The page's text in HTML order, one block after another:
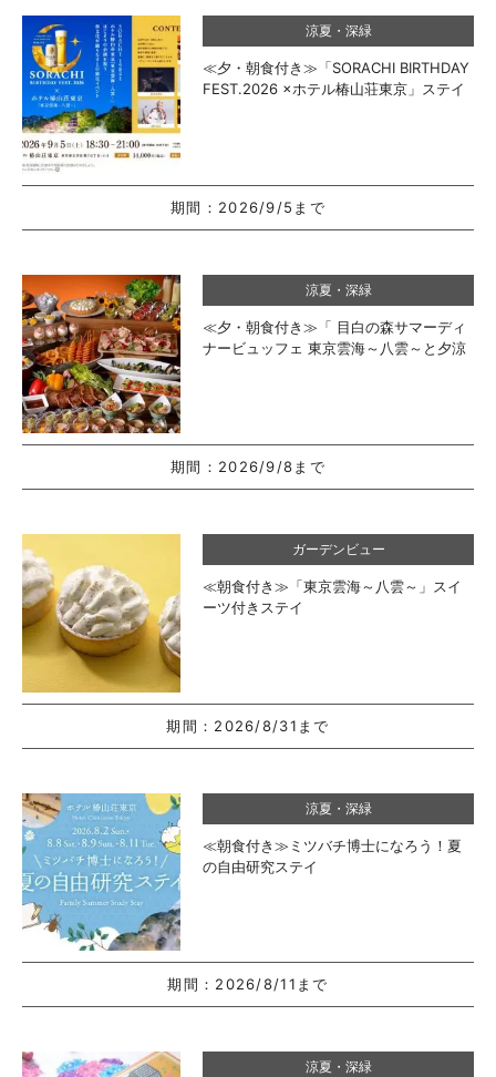
涼夏・深緑
≪夕・朝食付き≫「SORACHI BIRTHDAY
FEST.2026 ×ホテル椿山荘東京」ステイ
期間： 2026/9/5まで
涼夏・深緑
≪夕・朝食付き≫「 目白の森サマーディ
ナービュッフェ 東京雲海～八雲～と夕涼
期間： 2026/9/8まで
ガーデンビュー
≪朝食付き≫「東京雲海～八雲～」スイ
ーツ付きステイ
期間： 2026/8/31まで
涼夏・深緑
≪朝食付き≫ミツバチ博士になろう！夏
の自由研究ステイ
期間： 2026/8/11まで
涼夏・深緑